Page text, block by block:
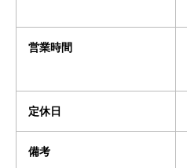
営業時間
定休日
備考